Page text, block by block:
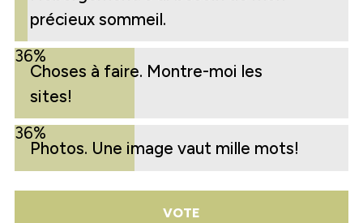
précieux sommeil.
36%
Choses à faire. Montre-moi les
sites!
36%
Photos. Une image vaut mille mots!
VOTE